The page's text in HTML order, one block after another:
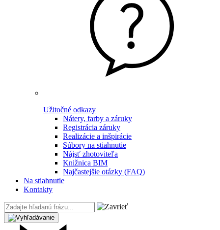
Užitočné odkazy
Nátery, farby a záruky
Registrácia záruky
Realizácie a inšpirácie
Súbory na stiahnutie
Nájsť zhotoviteľa
Knižnica BIM
Najčastejšie otázky (FAQ)
Na stiahnutie
Kontakty